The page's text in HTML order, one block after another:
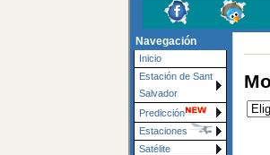
Navegación
Inicio
Estación de Sant
Salvador
Predicción
Estaciones
Satélite